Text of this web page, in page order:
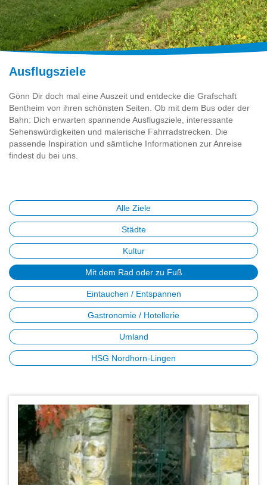
Ausflugsziele
Gönn Dir doch mal eine Auszeit und entdecke die Grafschaft
Bentheim von ihren schönsten Seiten. Ob mit dem Bus oder der
Bahn: Dich erwarten spannende Ausflugsziele, interessante
Sehenswürdigkeiten und malerische Fahrradstrecken. Die
passende Inspiration und sämtliche Informationen zur Anreise
findest du bei uns.
Alle Ziele
Städte
Kultur
Mit dem Rad oder zu Fuß
Eintauchen / Entspannen
Gastronomie / Hotellerie
Umland
HSG Nordhorn-Lingen